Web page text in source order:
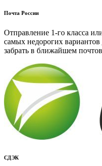
Почта России
Отправление 1-го класса
самых недорогих
забрать в ближайшем
СДЭК